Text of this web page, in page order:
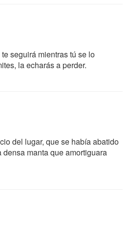
seguirá mientras tú se lo
la echarás a perder.
del lugar, que se había abatido
manta que amortiguara